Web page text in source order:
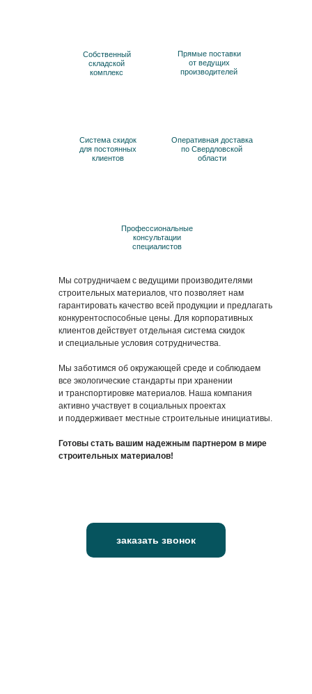
Мы сотрудничаем с ведущими производителями
строительных материалов, что позволяет нам
гарантировать качество всей продукции и предлагать
конкурентоспособные цены. Для корпоративных
клиентов действует отдельная система скидок
и специальные условия сотрудничества.
Мы заботимся об окружающей среде и соблюдаем
все экологические стандарты при хранении
и транспортировке материалов. Наша компания
активно участвует в социальных проектах
и поддерживает местные строительные инициативы.
Готовы стать вашим надежным партнером в мире
строительных материалов!
заказать звонок
Профессиональные
консультации
специалистов
Оперативная доставка
по Свердловской
области
Система скидок
для постоянных
клиентов
Прямые поставки
от ведущих
производителей
Собственный
складской
комплекс